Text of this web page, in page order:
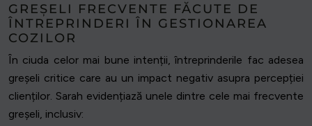
GREȘELI FRECVENTE FĂCUTE DE
ÎNTREPRINDERI ÎN GESTIONAREA
COZILOR
În ciuda celor mai bune intenții, întreprinderile fac adesea
greșeli critice care au un impact negativ asupra percepției
clienților. Sarah evidențiază unele dintre cele mai frecvente
greșeli, inclusiv: